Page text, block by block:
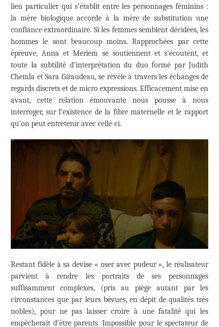
lien particulier qui s’établit entre les personnages féminins :
la mère biologique accorde à la mère de substitution une
confiance extraordinaire. Si les femmes semblent décidées, les
hommes le sont beaucoup moins. Rapprochées par cette
épreuve, Anna et Meriem se soutiennent et s’écoutent, et
toute la subtilité d’interprétation du duo formé par Judith
Chemla et Sara Giraudeau, se révèle à travers les échanges de
regards discrets et de micro expressions. Efficacement mise en
avant, cette relation émouvante nous pousse à nous
interroger, sur l’existence de la fibre maternelle et le rapport
qu’on peut entretenir avec celle-ci.
Restant fidèle à sa devise « oser avec pudeur », le réalisateur
parvient à rendre les portraits de ses personnages
suffisamment complexes, (pris au piège autant par les
circonstances que par leurs bévues, en dépit de qualités très
nobles), pour ne pas laisser croire à une fatalité qui les
empêcherait d’être parents. Impossible pour le spectateur de